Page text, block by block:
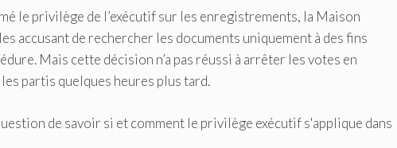
le privilège de l’exécutif sur les enregistrements, la Maison
accusant de rechercher les documents uniquement à des fins
Mais cette décision n’a pas réussi à arrêter les votes en
partis quelques heures plus tard.
de savoir si et comment le privilège exécutif s'applique dans